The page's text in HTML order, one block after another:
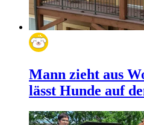
Mann zieht aus
lässt Hunde auf